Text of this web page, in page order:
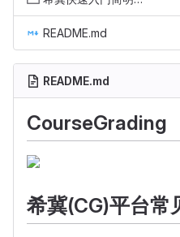
README.md
README.md
CourseGrading
希冀(CG)平台常